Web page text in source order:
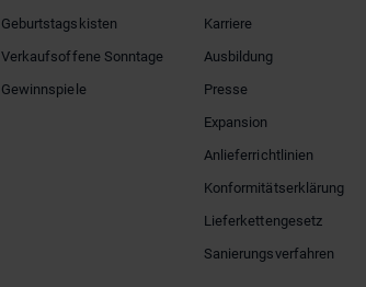
Geburtstagskisten
Verkaufsoffene Sonntage
Gewinnspiele
Karriere
Ausbildung
Presse
Expansion
Anlieferrichtlinien
Konformitätserklärung
Lieferkettengesetz
Sanierungsverfahren